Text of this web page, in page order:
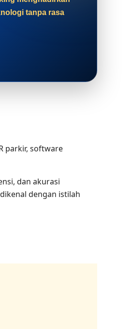
tanpa rasa
dan akurasi
dengan istilah